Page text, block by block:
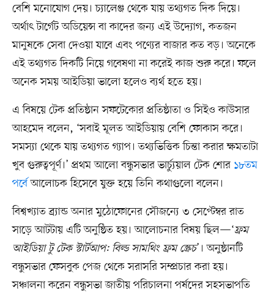
বেশি মনোযোগ দেয়। চ্যালেঞ্জ থেকে যায় তথ্যগত দিক দিয়ে।
অর্থাৎ টার্গেট অডিয়েন্স বা কাদের জন্য এই উদ্যোগ, কতজন
মানুষকে সেবা দেওয়া যাবে এবং পণ্যের বাজার কত বড়। অনেকে
এই তথ্যগত দিকটি নিয়ে গবেষণা না করেই কাজ শুরু করে। ফলে
অনেক সময় আইডিয়া ভালো হলেও ব্যর্থ হতে হয়।
এ বিষয়ে টেক প্রতিষ্ঠান সফটেকোর প্রতিষ্ঠাতা ও সিইও কাউসার
আহমেদ বলেন, ‘সবাই মূলত আইডিয়ায় বেশি ফোকাস করে।
সমস্যা থেকে যায় তথ্যগত গ্যাপ। তথ্যভিত্তিক চিন্তা করার ক্ষমতাটা
খুব গুরুত্বপূর্ণ।’ প্রথম আলো বন্ধুসভার ভার্চ্যুয়াল টেক শোর ১৮তম
পর্বেআলোচক হিসেবে যুক্ত হয়ে তিনি কথাগুলো বলেন।
বিশ্বখ্যাত ব্র্যান্ড অনার মুঠোফোনের সৌজন্যে ৩ সেপ্টেম্বর রাত
সাড়ে আটটায় এটি অনুষ্ঠিত হয়। আলোচনার বিষয় ছিল—‘ফ্রম
আইডিয়া টু টেক স্টার্টআপ: বিল্ড সামথিং ফ্রম স্ক্রেচ’। অনুষ্ঠানটি
বন্ধুসভার ফেসবুক পেজ থেকে সরাসরি সম্প্রচার করা হয়।
সঞ্চালনা করেন বন্ধুসভা জাতীয় পরিচালনা পর্ষদের সহসভাপতি